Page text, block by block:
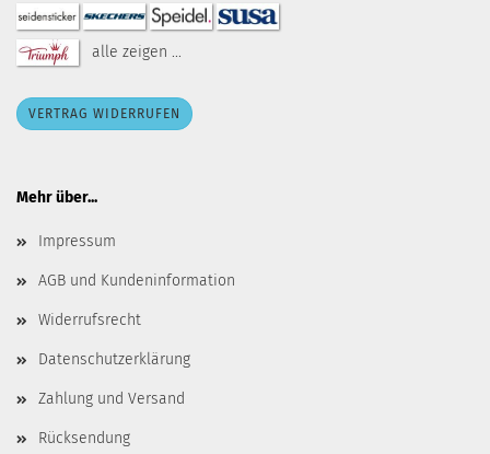
alle zeigen ...
VERTRAG WIDERRUFEN
Mehr über...
Impressum
AGB und Kundeninformation
Widerrufsrecht
Datenschutzerklärung
Zahlung und Versand
Rücksendung